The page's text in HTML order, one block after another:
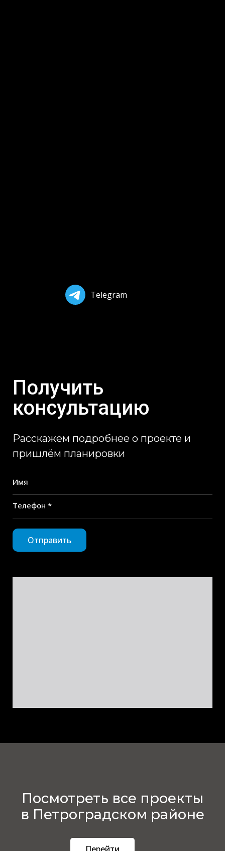
Telegram
Получить
консультацию
Расскажем подробнее о проекте и
пришлём планировки
Имя
Телефон *
Отправить
Посмотреть все проекты
в Петроградском районе
Перейти